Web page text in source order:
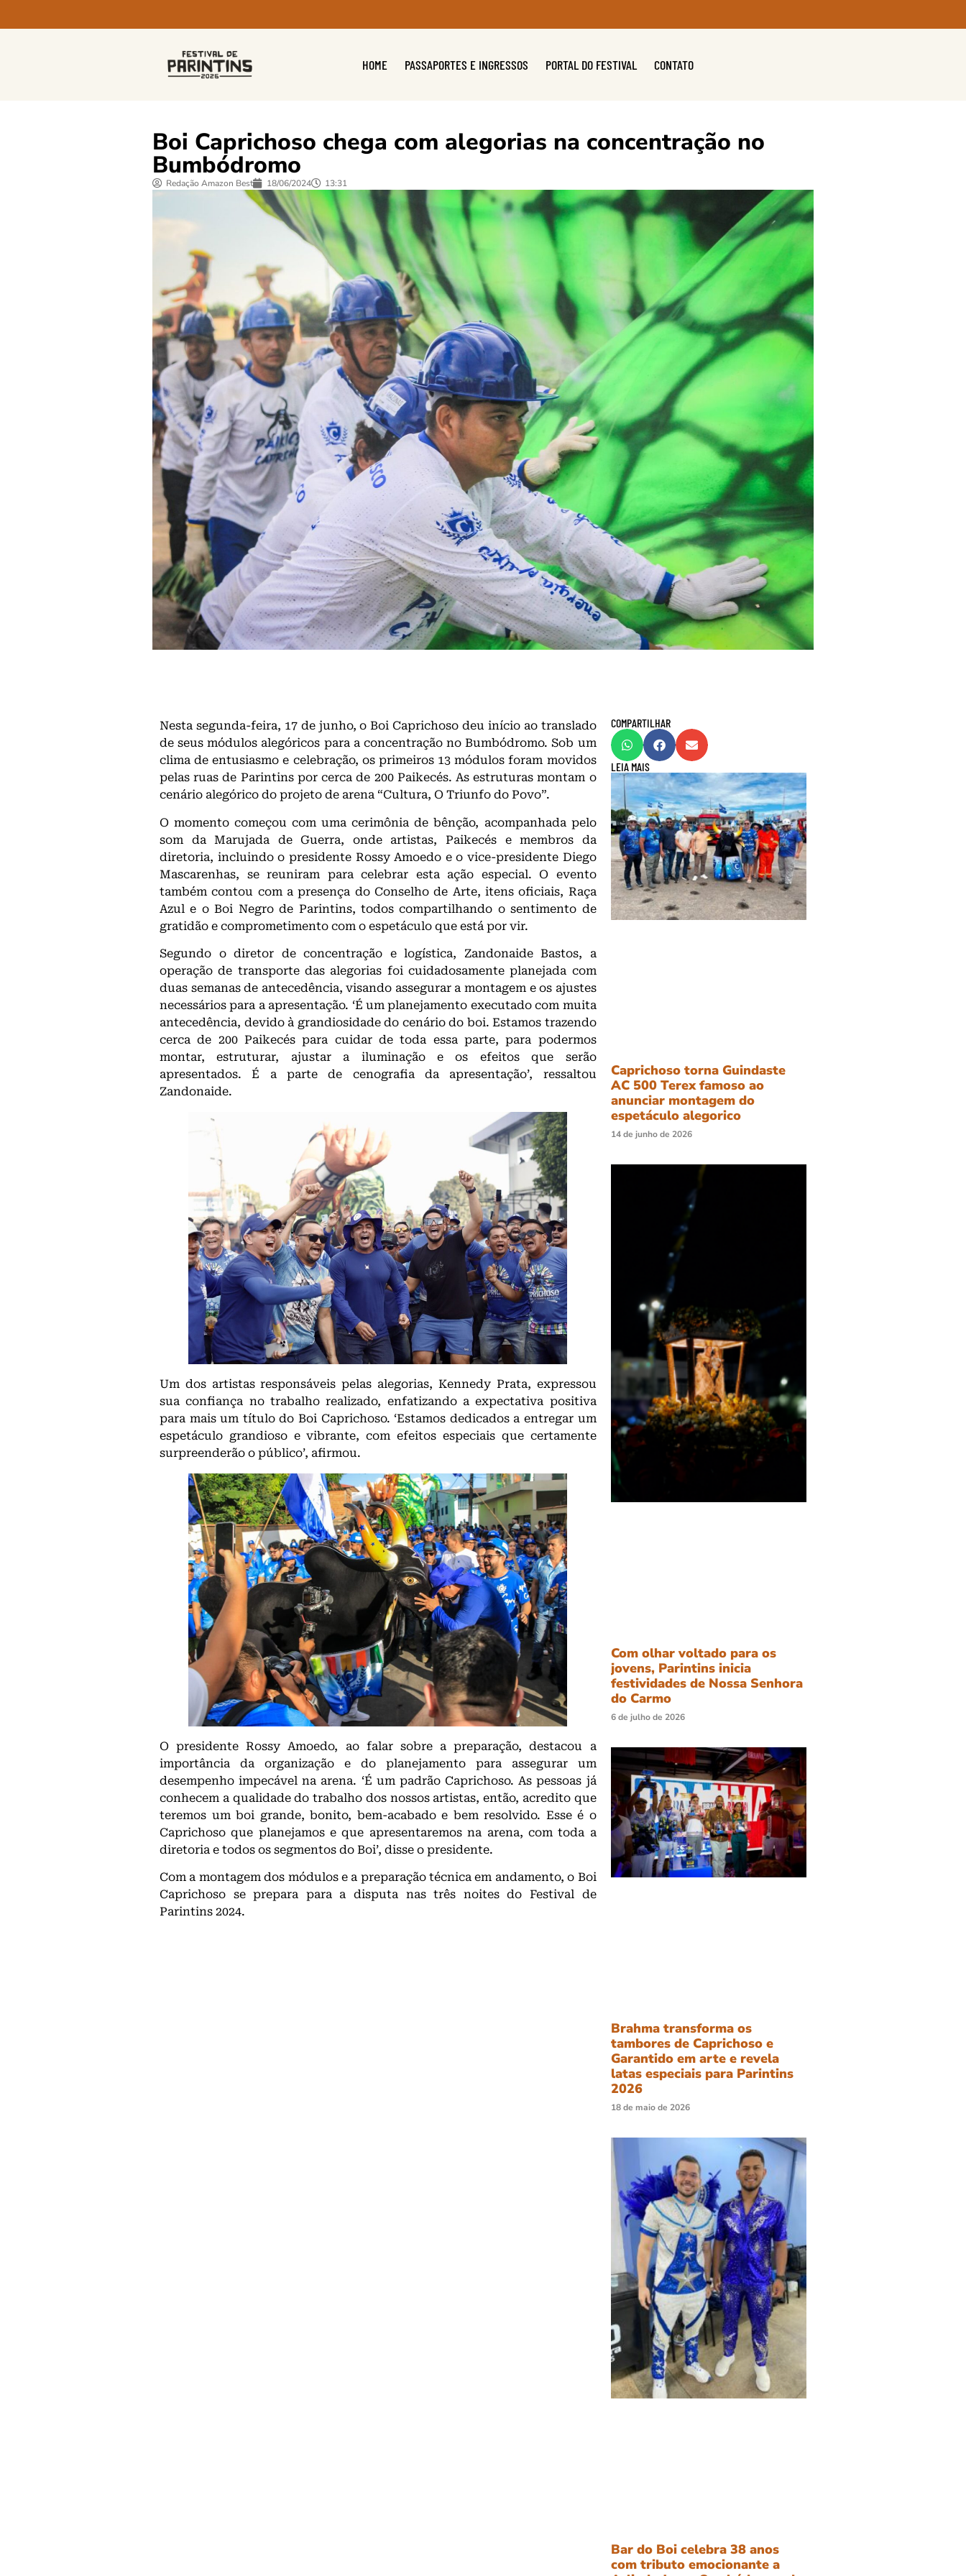
HOME PASSAPORTES E INGRESSOS PORTAL DO FESTIVAL CONTATO
Boi Caprichoso chega com alegorias na concentração no
Bumbódromo
Redação Amazon Best 18/06/2024 13:31
Nesta segunda-feira, 17 de junho, o Boi Caprichoso deu início ao translado
de seus módulos alegóricos para a concentração no Bumbódromo. Sob um
clima de entusiasmo e celebração, os primeiros 13 módulos foram movidos
pelas ruas de Parintins por cerca de 200 Paikecés. As estruturas montam o
cenário alegórico do projeto de arena “Cultura, O Triunfo do Povo”.
O momento começou com uma cerimônia de bênção, acompanhada pelo
som da Marujada de Guerra, onde artistas, Paikecés e membros da
diretoria, incluindo o presidente Rossy Amoedo e o vice-presidente Diego
Mascarenhas, se reuniram para celebrar esta ação especial. O evento
também contou com a presença do Conselho de Arte, itens oficiais, Raça
Azul e o Boi Negro de Parintins, todos compartilhando o sentimento de
gratidão e comprometimento com o espetáculo que está por vir.
Segundo o diretor de concentração e logística, Zandonaide Bastos, a
operação de transporte das alegorias foi cuidadosamente planejada com
duas semanas de antecedência, visando assegurar a montagem e os ajustes
necessários para a apresentação. ‘É um planejamento executado com muita
antecedência, devido à grandiosidade do cenário do boi. Estamos trazendo
cerca de 200 Paikecés para cuidar de toda essa parte, para podermos
montar, estruturar, ajustar a iluminação e os efeitos que serão
apresentados. É a parte de cenografia da apresentação’, ressaltou
Zandonaide.
Um dos artistas responsáveis pelas alegorias, Kennedy Prata, expressou
sua confiança no trabalho realizado, enfatizando a expectativa positiva
para mais um título do Boi Caprichoso. ‘Estamos dedicados a entregar um
espetáculo grandioso e vibrante, com efeitos especiais que certamente
surpreenderão o público’, afirmou.
O presidente Rossy Amoedo, ao falar sobre a preparação, destacou a
importância da organização e do planejamento para assegurar um
desempenho impecável na arena. ‘É um padrão Caprichoso. As pessoas já
conhecem a qualidade do trabalho dos nossos artistas, então, acredito que
teremos um boi grande, bonito, bem-acabado e bem resolvido. Esse é o
Caprichoso que planejamos e que apresentaremos na arena, com toda a
diretoria e todos os segmentos do Boi’, disse o presidente.
Com a montagem dos módulos e a preparação técnica em andamento, o Boi
Caprichoso se prepara para a disputa nas três noites do Festival de
Parintins 2024.
COMPARTILHAR
LEIA MAIS
Caprichoso torna Guindaste
AC 500 Terex famoso ao
anunciar montagem do
espetáculo alegorico
14 de junho de 2026
Com olhar voltado para os
jovens, Parintins inicia
festividades de Nossa Senhora
do Carmo
6 de julho de 2026
Brahma transforma os
tambores de Caprichoso e
Garantido em arte e revela
latas especiais para Parintins
2026
18 de maio de 2026
Bar do Boi celebra 38 anos
com tributo emocionante a